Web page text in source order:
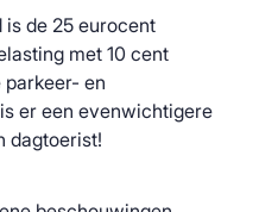
is de 25 eurocent
met 10 cent
en
er een evenwichtigere
dagtoerist!